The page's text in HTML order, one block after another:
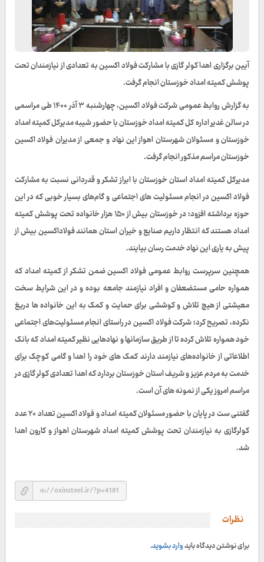
آیین برگزاری اهدا کولر گازی با مشارکت فولاد اکسین به تعدادی از نیازمندان تحت
پوشش کمیته امداد خوزستان انجام گرفت.
به گزارش روابط عمومی شرکت فولاد اکسین، چهارشنبه ۳ آذر ۱۴۰۰ طی مراسمی
در سالن غدیر اداره کل کمیته امداد خوزستان با حضور شیبه مدیرکل کمیته امداد
خوزستان و مسئولان شهرستان اهواز این نهاد و جمعی از مدیران فولاد اکسین
خوزستان مراسم مذکور انجام گرفت.
مدیرکل کمیته امداد استان خوزستان با ابراز تشکر و قدردانی نسبت به مشارکت
فولاد اکسین در انجام مسئولیت های اجتماعی و گام‌های بسیار خوبی که در این
حوزه برداشته افزود؛ در خوزستان بیش از ۱۵۰ هزار خانواده تحت پوشش کمیته
امداد هستند که انتظار داریم صنایع و خیران استان همانند فولاداکسین بیش از
پیش به یاری این نهاد خدمت رسان بیایند.
همچنین سرپرست روابط عمومی فولاد اکسین ضمن تشکر از کمیته امداد که
همواره حامی مستضعفان و افراد نیازمند جامعه بوده و در این شرایط سخت
معیشتی از هیچ تلاش و کوششی برای حمایت و کمک به این خانواده ها دریغ
نکرده، تصریح کرد؛ شرکت فولاد اکسین در راستای انجام مسئولیت‌های اجتماعی
خود همواره تلاش کرده تا از طریق سازمانها و نهادهایی نظیر کمیته امداد که بانک
اطلاعاتی از خانواده‌های نیازمند دارند کمک های خود را اهدا و گامی کوچک برای
خدمت به مردم عزیز و شریف استان خوزستان بردارد که اهدا تعدادی کولر گازی در
مراسم امروز یکی از نمونه های آن است.
گفتنی ست در پایان با حضور مسئولان کمیته امداد و فولاد اکسین تعداد ۲۰ عدد
کولرگازی به نیازمندان تحت پوشش کمیته امداد شهرستان اهواز و کارون اهدا
شد.
نظرات
برای نوشتن دیدگاه بایدوارد بشوید.